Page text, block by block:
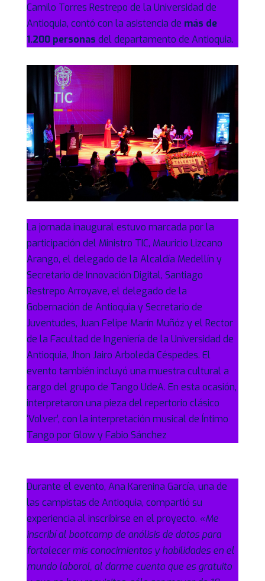
Camilo Torres Restrepo de la Universidad de
Antioquia, contó con la asistencia de más de
1.200 personas del departamento de Antioquia.
La jornada inaugural estuvo marcada por la
participación del Ministro TIC, Mauricio Lizcano
Arango, el delegado de la Alcaldía Medellín y
Secretario de Innovación Digital, Santiago
Restrepo Arroyave, el delegado de la
Gobernación de Antioquia y Secretario de
Juventudes, Juan Felipe Marín Muñóz y el Rector
de la Facultad de Ingeniería de la Universidad de
Antioquia, Jhon Jairo Arboleda Céspedes. El
evento también incluyó una muestra cultural a
cargo del grupo de Tango UdeA. En esta ocasión,
interpretaron una pieza del repertorio clásico
‘Volver’, con la interpretación musical de Íntimo
Tango por Glow y Fabio Sánchez
Durante el evento, Ana Karenina García, una de
las campistas de Antioquia, compartió su
experiencia al inscribirse en el proyecto. «Me
inscribí al bootcamp de análisis de datos para
fortalecer mis conocimientos y habilidades en el
mundo laboral, al darme cuenta que es gratuito